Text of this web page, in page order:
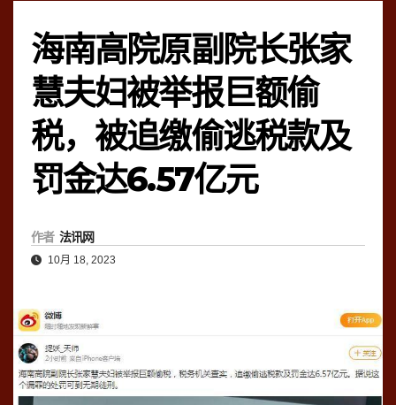
海南高院原副院长张家
慧夫妇被举报巨额偷
税，被追缴偷逃税款及
罚金达6.57亿元
作者 法讯网
10月 18, 2023